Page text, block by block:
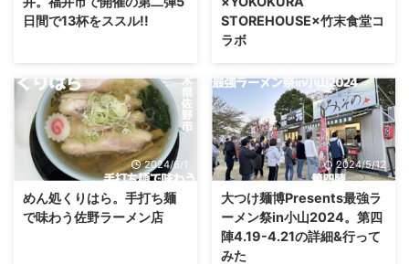
日間で13杯をススル!!
STOREHOUSE×竹末食堂コ
ラボ
2024/6/1
めん処くりはら。手打ち麺
で味わう佐野ラーメン店
2024/5/12
大つけ麺博Presents最強ラ
ーメン祭in小山2024。第四
陣4.19-4.21の詳細&行って
みた